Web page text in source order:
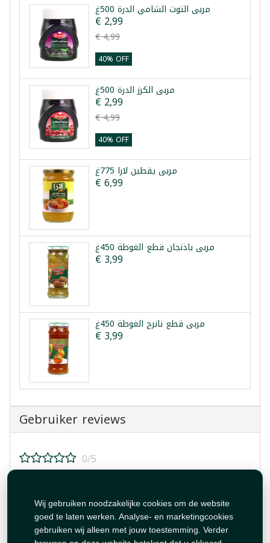
Wij gebruiken noodzakelijke cookies om de website
goed te laten werken. Analyse- en marketingcookies
gebruiken wij alleen met jouw toestemming. Verder
مربى التوت الشامي الدرة 500غ
€ 2,99
€ 4,99
40% OFF
مربى الكرز الدرة 500غ
€ 2,99
€ 4,99
40% OFF
مربى يقطين لارا 775غ
€ 6,99
مربى باذنجان قطع الغوطة 450غ
€ 3,99
مربى قطع نانرج الغوطة 450غ
€ 3,99
Gebruiker reviews
0/5